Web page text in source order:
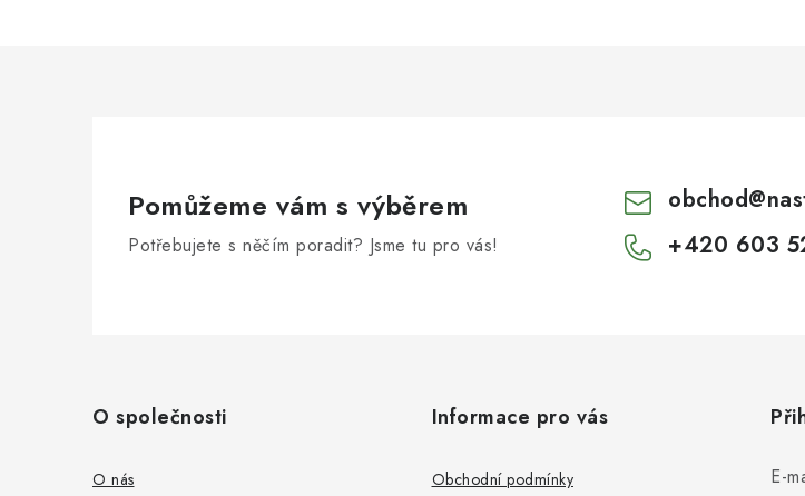
Pomůžeme vám s výběrem
Potřebujete s něčím poradit? Jsme tu pro vás!
obchod@
+420 603
O společnosti
O nás
Informace pro vás
Obchodní podmínky E-